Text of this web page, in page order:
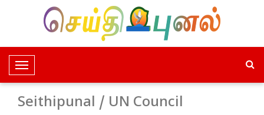
T
o
g
g
Seithipunal / UN Council